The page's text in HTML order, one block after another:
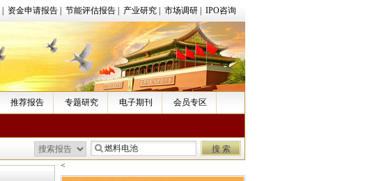
资金申请报告 节能评估报告 产业研究 市场调研 IPO咨询
推荐报告 专题研究 电子期刊 会员专区
<